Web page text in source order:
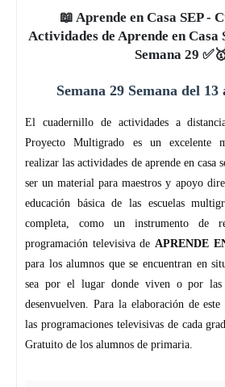
📖 Aprende en Casa SEP -
Actividades de Aprende en
Semana 29
Semana 29 Semana del
El cuadernillo de actividades a
Proyecto Multigrado es un excelente
realizar las actividades de aprende en casa
ser un material para maestros y apoyo
educación básica de las escuelas
completa, como un instrumento de
programación televisiva de APRENDE
para los alumnos que se encuentran en
sea por el lugar donde viven o por las
desenvuelven. Para la elaboración de
las programaciones televisivas de cada
Gratuito de los alumnos de primaria.